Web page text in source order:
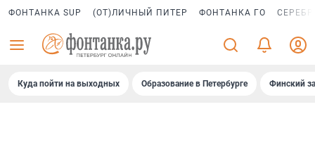
ФОНТАНКА SUP (ОТ)ЛИЧНЫЙ ПИТЕР ФОНТАНКА ГО
Куда пойти на выходных Образование в Петербурге Финский